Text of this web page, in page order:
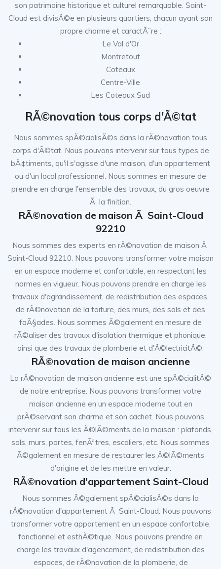
son patrimoine historique et culturel remarquable. Saint-
Cloud est divisÃ©e en plusieurs quartiers, chacun ayant son
propre charme et caractÃ¨re :
Le Val d'Or
Montretout
Coteaux
Centre-Ville
Les Coteaux Sud
RÃ©novation tous corps d'Ã©tat
Nous sommes spÃ©cialisÃ©s dans la rÃ©novation tous
corps d'Ã©tat. Nous pouvons intervenir sur tous types de
bÃ¢timents, qu'il s'agisse d'une maison, d'un appartement
ou d'un local professionnel. Nous sommes en mesure de
prendre en charge l'ensemble des travaux, du gros oeuvre
Ã la finition.
RÃ©novation de maison Ã Saint-Cloud
92210
Nous sommes des experts en rÃ©novation de maison Ã
Saint-Cloud 92210. Nous pouvons transformer votre maison
en un espace moderne et confortable, en respectant les
normes en vigueur. Nous pouvons prendre en charge les
travaux d'agrandissement, de redistribution des espaces,
de rÃ©novation de la toiture, des murs, des sols et des
faÃ§ades. Nous sommes Ã©galement en mesure de
rÃ©aliser des travaux d'isolation thermique et phonique,
ainsi que des travaux de plomberie et d'Ã©lectricitÃ©.
RÃ©novation de maison ancienne
La rÃ©novation de maison ancienne est une spÃ©cialitÃ©
de notre entreprise. Nous pouvons transformer votre
maison ancienne en un espace moderne tout en
prÃ©servant son charme et son cachet. Nous pouvons
intervenir sur tous les Ã©lÃ©ments de la maison : plafonds,
sols, murs, portes, fenÃªtres, escaliers, etc. Nous sommes
Ã©galement en mesure de restaurer les Ã©lÃ©ments
d'origine et de les mettre en valeur.
RÃ©novation d'appartement Saint-Cloud
Nous sommes Ã©galement spÃ©cialisÃ©s dans la
rÃ©novation d'appartement Ã Saint-Cloud. Nous pouvons
transformer votre appartement en un espace confortable,
fonctionnel et esthÃ©tique. Nous pouvons prendre en
charge les travaux d'agencement, de redistribution des
espaces, de rÃ©novation de la plomberie, de